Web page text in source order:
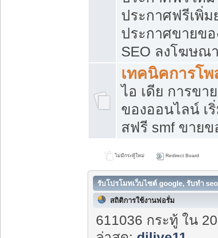
ประกาศฟรีเพิ่
ประกาศขายข
SEO ลงโฆษณ
เทคนิคการโ
ไอ เดีย การขา
ของออนไลน์ เ
สฟรี smf ขาย
ไม่มีกระทู้ใหม่ Redirect Board
รับโปรโมทเว็บไซต์ google, รับทำ
สถิติการใช้งานฟอรั่ม
611036 กระทู้ ใน